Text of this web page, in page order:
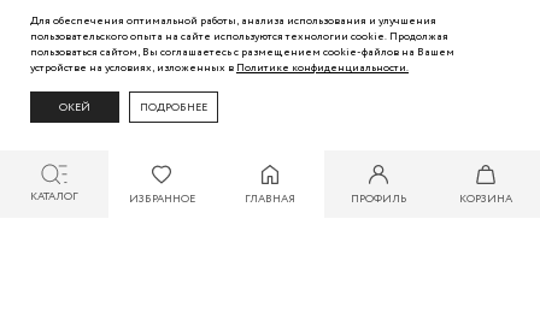
КАТАЛОГ ИЗБРАННОЕ ГЛАВНАЯ ПРОФИЛЬ КОРЗИНА
Для обеспечения оптимальной работы, анализа использования и улучшения
пользовательскогоопыта на сайте используются технологии cookie. Продолжая
пользоваться сайтом, Вы соглашаетесь с размещением cookie-файлов на Вашем
устройстве на условиях, изложенных в Политике конфиденциальности.
ОКЕЙ ПОДРОБНЕЕ